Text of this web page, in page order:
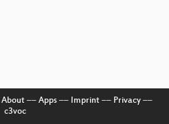
About–– Apps–– Imprint–– Privacy––
c3voc